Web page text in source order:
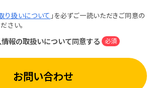
り扱いについて 」を必ずご一読いただきご同意の
さい。
報の取扱いについて同意する 必須
お問い合わせ